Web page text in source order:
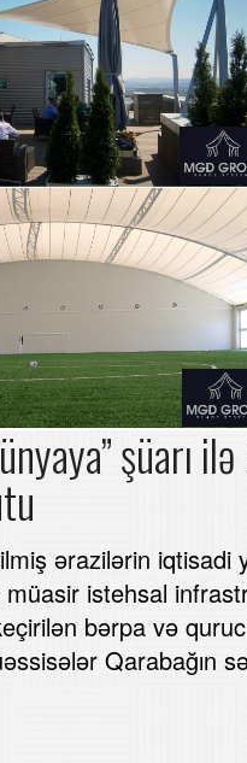
şüarı
ərazilərin iqtisadi
müasir istehsal
bərpa və
Qarabağın